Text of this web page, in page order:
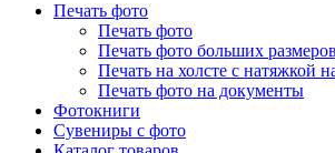
Печать фото
Печать фото
Печать фото больших размеров
Печать на холсте с натяжкой
Печать фото на документы
Фотокниги
Сувениры с фото